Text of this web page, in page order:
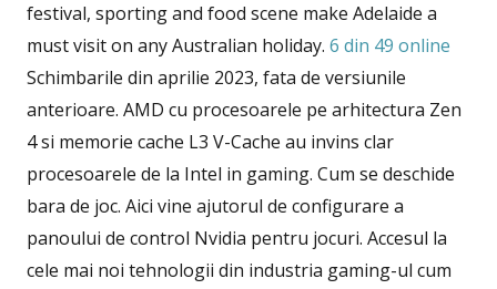
festival, sporting and food scene make Adelaide a
must visit on any Australian holiday. 6 din 49 online
Schimbarile din aprilie 2023, fata de versiunile
anterioare. AMD cu procesoarele pe arhitectura Zen
4 si memorie cache L3 V-Cache au invins clar
procesoarele de la Intel in gaming. Cum se deschide
bara de joc. Aici vine ajutorul de configurare a
panoului de control Nvidia pentru jocuri. Accesul la
cele mai noi tehnologii din industria gaming-ul cum